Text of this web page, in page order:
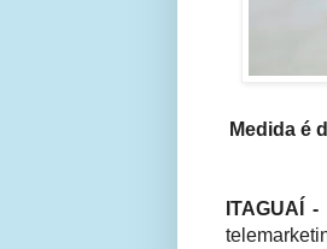
Medida é
ITAGUAÍ -